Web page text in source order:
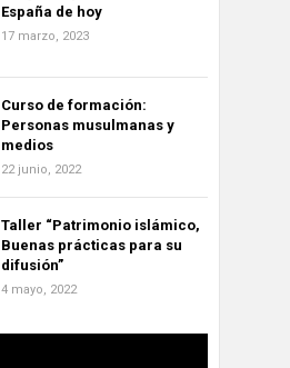
España de hoy
17 marzo, 2023
Curso de formación:
Personas musulmanas y
medios
22 junio, 2022
Taller “Patrimonio islámico,
Buenas prácticas para su
difusión”
4 mayo, 2022